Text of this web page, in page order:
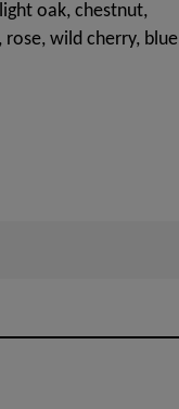
oak, chestnut,
wild cherry, blue